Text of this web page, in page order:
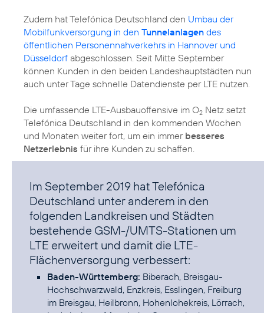
Zudem hat Telefónica Deutschland den Umbau der
Mobilfunkversorgung in den Tunnelanlagen des
öffentlichen Personennahverkehrs in Hannover und
Düsseldorf abgeschlossen. Seit Mitte September
können Kunden in den beiden Landeshauptstädten nun
auch unter Tage schnelle Datendienste per LTE nutzen.
Die umfassende LTE-Ausbauoffensive im O2 Netz setzt
Telefónica Deutschland in den kommenden Wochen
und Monaten weiter fort, um ein immer besseres
Netzerlebnis
Im September 2019 hat Telefónica
Deutschland unter anderem in den
folgenden Landkreisen und Städten
bestehende GSM-/UMTS-Stationen um
LTE erweitert und damit die LTE-
Flächenversorgung verbessert:
Baden-Württemberg: Biberach, Breisgau-
Hochschwarzwald, Enzkreis, Esslingen, Freiburg
im Breisgau, Heilbronn, Hohenlohekreis, Lörrach,